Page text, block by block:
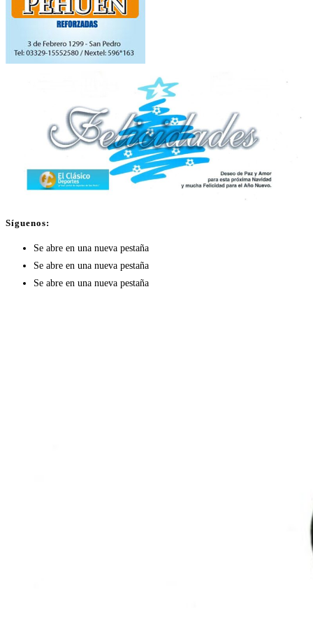
Síguenos:
Se abre en una nueva pestaña
Se abre en una nueva pestaña
Se abre en una nueva pestaña